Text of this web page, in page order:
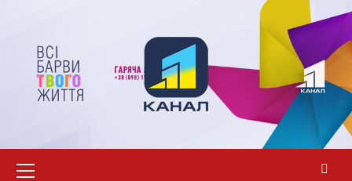
вмісту
меню